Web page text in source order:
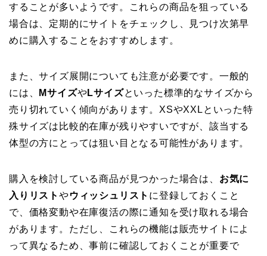
することが多いようです。これらの商品を狙っている
場合は、定期的にサイトをチェックし、見つけ次第早
めに購入することをおすすめします。
また、サイズ展開についても注意が必要です。一般的
には、
MサイズやLサイズといった標準的なサイズから
売り切れていく傾向があります。XSやXXLといった特
殊サイズは比較的在庫が残りやすいですが、該当する
体型の方にとっては狙い目となる可能性があります。
購入を検討している商品が見つかった場合は、 お気に
入りリスト やウィッシュリスト に登録しておくこと
で、価格変動や在庫復活の際に通知を受け取れる場合
があります。ただし、これらの機能は販売サイトによ
って異なるため、事前に確認しておくことが重要で